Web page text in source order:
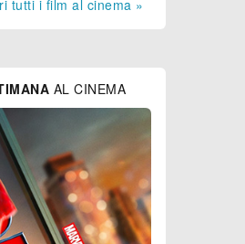
tutti i film al cinema »
AL CINEMA